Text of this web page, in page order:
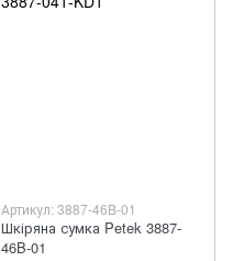
Артикул: 3887-46B-01
Шкіряна сумка Petek 3887-
46B-01